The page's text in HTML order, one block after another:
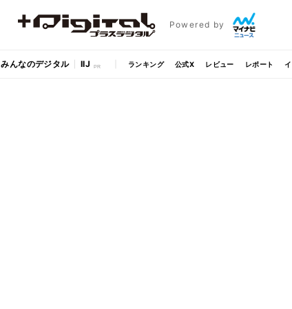
Powered by
みんなのデジタル IIJ ランキング 公式X レビュー レポート